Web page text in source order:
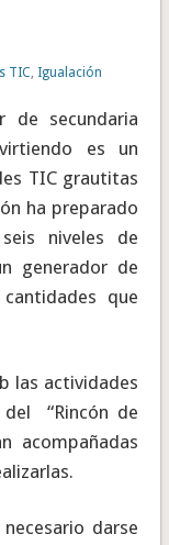
TIC, Igualación
de secundaria
es un
TIC grautitas
ha preparado
niveles de
generador de
que
las actividades
“Rincón de
acompañadas
darse